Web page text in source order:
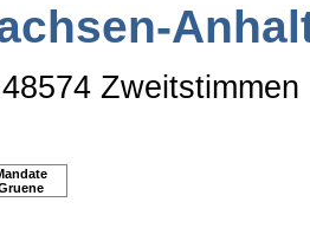
Zweitstimmen